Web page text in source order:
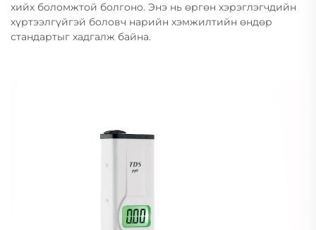
хийх боломжтой болгоно. Энэ нь өргөн хэрэглэгчдийн
хүртээлгүйгэй боловч нарийн хэмжилтийн өндөр
стандартыг хадгалж байна.